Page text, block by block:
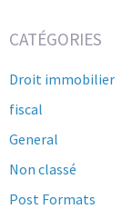
CATÉGORIES
Droit immobilier
fiscal
General
Non classé
Post Formats